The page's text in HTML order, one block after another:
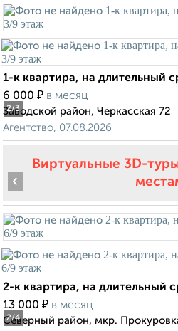
2/3
1-к квартира, на длительный
6 000 ₽ в месяц
Заводской район, Черкасская 72
Агентство, 07.08.2026
Виртуальные 3D-
2/4
‹
2-к квартира, на длительный
13 000 ₽ в месяц
Северный район, мкр.